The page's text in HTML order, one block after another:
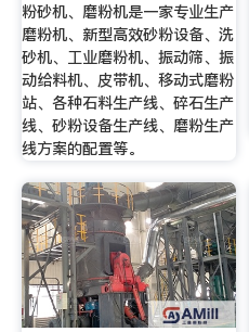
粉砂机、磨粉机是一家专业生产
磨粉机、新型高效砂粉设备、洗
砂机、工业磨粉机、振动筛、振
动给料机、皮带机、移动式磨粉
站、各种石料生产线、碎石生产
线、砂粉设备生产线、磨粉生产
线方案的配置等。